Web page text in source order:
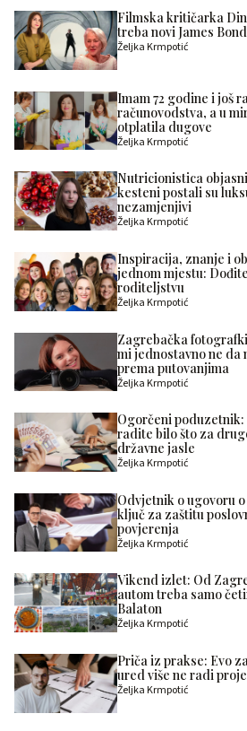
Filmska kritičarka
treba novi James
Željka Krmpotić
Imam 72 godine i još
računovodstva, a u
otplatila dugove
Željka Krmpotić
Nutricionistica
kesteni postali su
nezamjenjivi
Željka Krmpotić
Inspiracija, znanje i
jednom mjestu:
roditeljstvu
Željka Krmpotić
Zagrebačka
mi jednostavno ne
prema putovanjima
Željka Krmpotić
Ogorčeni
radite bilo što za
državne jasle
Željka Krmpotić
Odvjetnik o ugovoru
ključ za zaštitu
povjerenja
Željka Krmpotić
Vikend izlet: Od
autom treba samo
Balaton
Željka Krmpotić
Priča iz prakse: Evo
ured više ne radi
Željka Krmpotić